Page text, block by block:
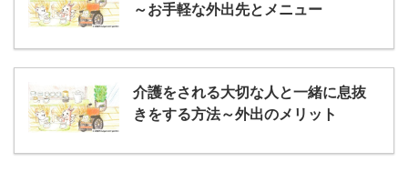
～お手軽な外出先とメニュー
介護をされる大切な人と一緒に息抜
きをする方法～外出のメリット